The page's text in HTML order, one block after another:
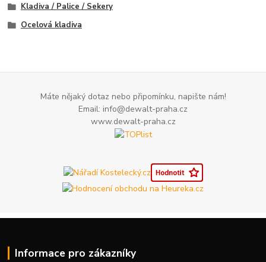
Kladiva / Palice / Sekery
Ocelová kladiva
Máte nějaký dotaz nebo připomínku, napište nám!
Email: info@dewalt-praha.cz
www.dewalt-praha.cz
Informace pro zákazníky